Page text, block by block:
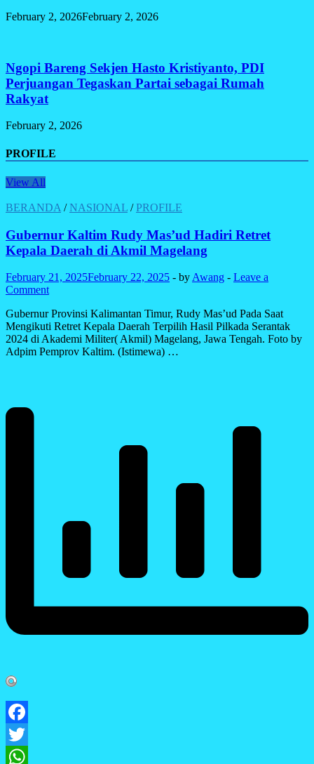
February 2, 2026February 2, 2026
Ngopi Bareng Sekjen Hasto Kristiyanto, PDI
Perjuangan Tegaskan Partai sebagai Rumah
Rakyat
February 2, 2026
PROFILE
View All
BERANDA /NASIONAL /PROFILE
Gubernur Kaltim Rudy Mas’ud Hadiri Retret
Kepala Daerah di Akmil Magelang
February 21, 2025February 22, 2025 - by Awang - Leave a
Comment
Gubernur Provinsi Kalimantan Timur, Rudy Mas’ud Pada Saat
Mengikuti Retret Kepala Daerah Terpilih Hasil Pilkada Serantak
2024 di Akademi Militer( Akmil) Magelang, Jawa Tengah. Foto by
Adpim Pemprov Kaltim. (Istimewa) …
Facebook
Twitter